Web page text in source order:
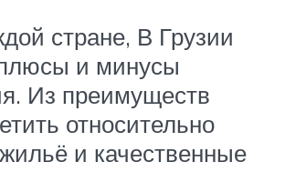
стране, В Грузии
и минусы
Из преимуществ
относительно
и качественные